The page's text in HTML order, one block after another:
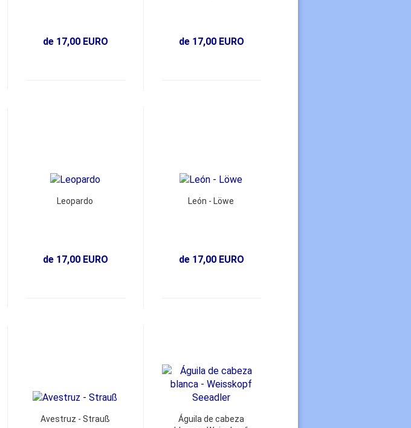
de 17,00 EURO de 17,00 EURO
Leopardo
de 17,00 EURO
León - Löwe
de 17,00 EURO
Avestruz - Strauß
Águila de cabeza